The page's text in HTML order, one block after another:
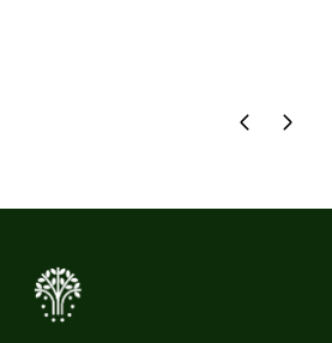
Pagina precedente
Pagina successiva